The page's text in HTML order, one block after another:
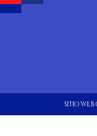
SITIO WEB